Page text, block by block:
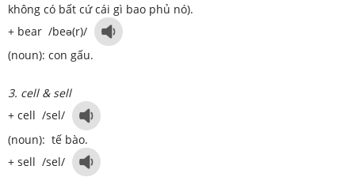
không có bất cứ cái gì bao phủ nó).
+ bear /beə(r)/
(noun): con gấu.
3. cell & sell
+ cell /sel/
(noun): tế bào.
+ sell /sel/